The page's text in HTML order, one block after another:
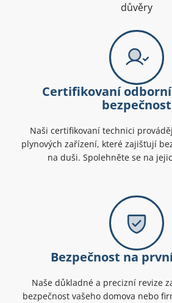
důvěry
Certifikovaní
bezpečnost
Naši certifikovaní technici
plynových zařízení, které zajišťují
na duši. Spolehněte se na
Bezpečnost na
Naše důkladné a precizní revize
bezpečnost vašeho domova nebo